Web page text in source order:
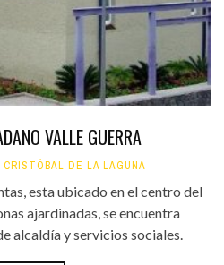
VALLE GUERRA
DE LA LAGUNA
esta ubicado en el centro del
ajardinadas, se encuentra
alcaldía y servicios sociales.